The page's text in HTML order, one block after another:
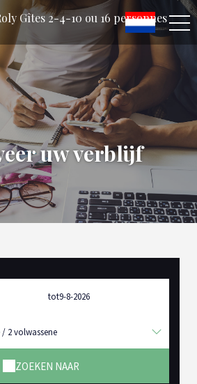
Gîtes 2-4-10 ou 16 personnes
uw verblijf
tot
/ 2volwassene
ZOEKEN NAAR